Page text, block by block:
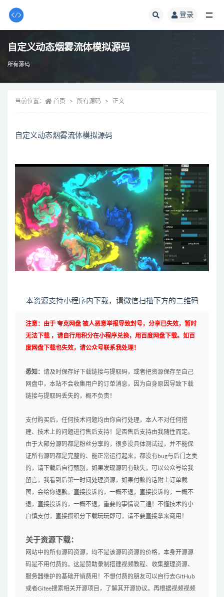
登录
自定义动态烟雾流体模拟源码
所有源码
当前位置： 首页 所有源码 正文
自定义动态烟雾流体模拟源码
本资源支持小程序内下载，请微信扫描下方的二维码
注意：由于 夸克网盘 被人恶意举报导致封号，分享已失效，暂时
无法下载 ，请自行用积分在小程序兑换，用百度网盘下载。如百
度网盘下载也失效，请公众号联系我处理！
悉知： 请及时保存好下载链接与提取码，或者把资源保存至自己
网盘中，本站不会收集用户的订单消息，因为自身原因导致下载
链接与提取码丢失的，概不负责！
支付购买后，任何技术问题均由你自行处理，本人不对任何搭
建、技术上的问题进行售后支持！是否售后支持由我随性而定。
由于大部分源码都是粉丝分享的，很多没具体测试过，并不能保
证所有源码都是完整的、能正常运行起来，都没有bug与后门之类
的，请下载后自行甄别，如果发现源码有缺失，可以公众号给我
留言，我看到后第一时间处理资源，如果付款的话附上订单截
图，会给你退款。直接投诉的，一概不退，直接投诉的，一概不
退，直接投诉的，一概不退，重要的事情说三遍！不懂技术的小
白慎支付，直接攒积分下载玩玩即可，请不要直接拿来商用！
关于资源下载：
网站中的所有源码资源，均不是该源码资源的价格，本身开源源
码是不用付费的。这是赞助录制搭建视频教程、收集整理资源、
服务器维护的基础开销费用！不想付费的朋友可以自行去GitHub
或者Gitee搜索相关开源项目，了解其开源协议。再根据视频视频